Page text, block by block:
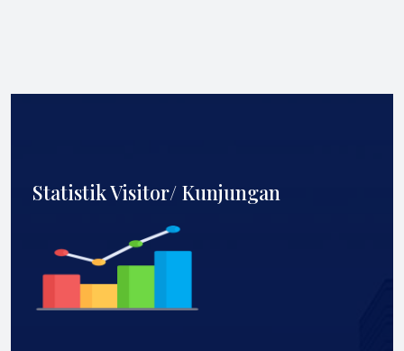
Statistik Visitor/ Kunjungan